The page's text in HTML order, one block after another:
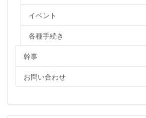
イベント
各種手続き
幹事
お問い合わせ